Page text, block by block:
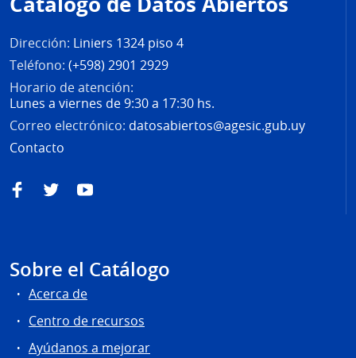
página
Dirección: Liniers 1324 piso 4
Teléfono: (+598) 2901 2929
Horario de atención:
Lunes a viernes de 9:30 a 17:30 hs.
Correo electrónico: datosabiertos@agesic.gub.uy
Contacto
FacebookTwitterYouTube
Sobre el Catálogo
Acerca de
Centro de recursos
Ayúdanos a mejorar